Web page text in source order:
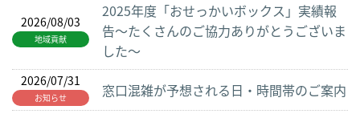
2026/08/03
地域貢献
2025年度「おせっかいボックス」実績報
告～たくさんのご協力ありがとうございま
した～
2026/07/31
お知らせ 窓口混雑が予想される日・時間帯のご案内